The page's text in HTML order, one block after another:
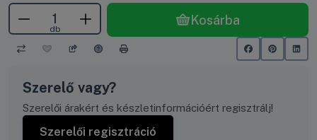
db
Kosárba
Szerelő vagy?
Szerelői árakért és készletinformációért regisztrálj!
Szerelői regisztráció